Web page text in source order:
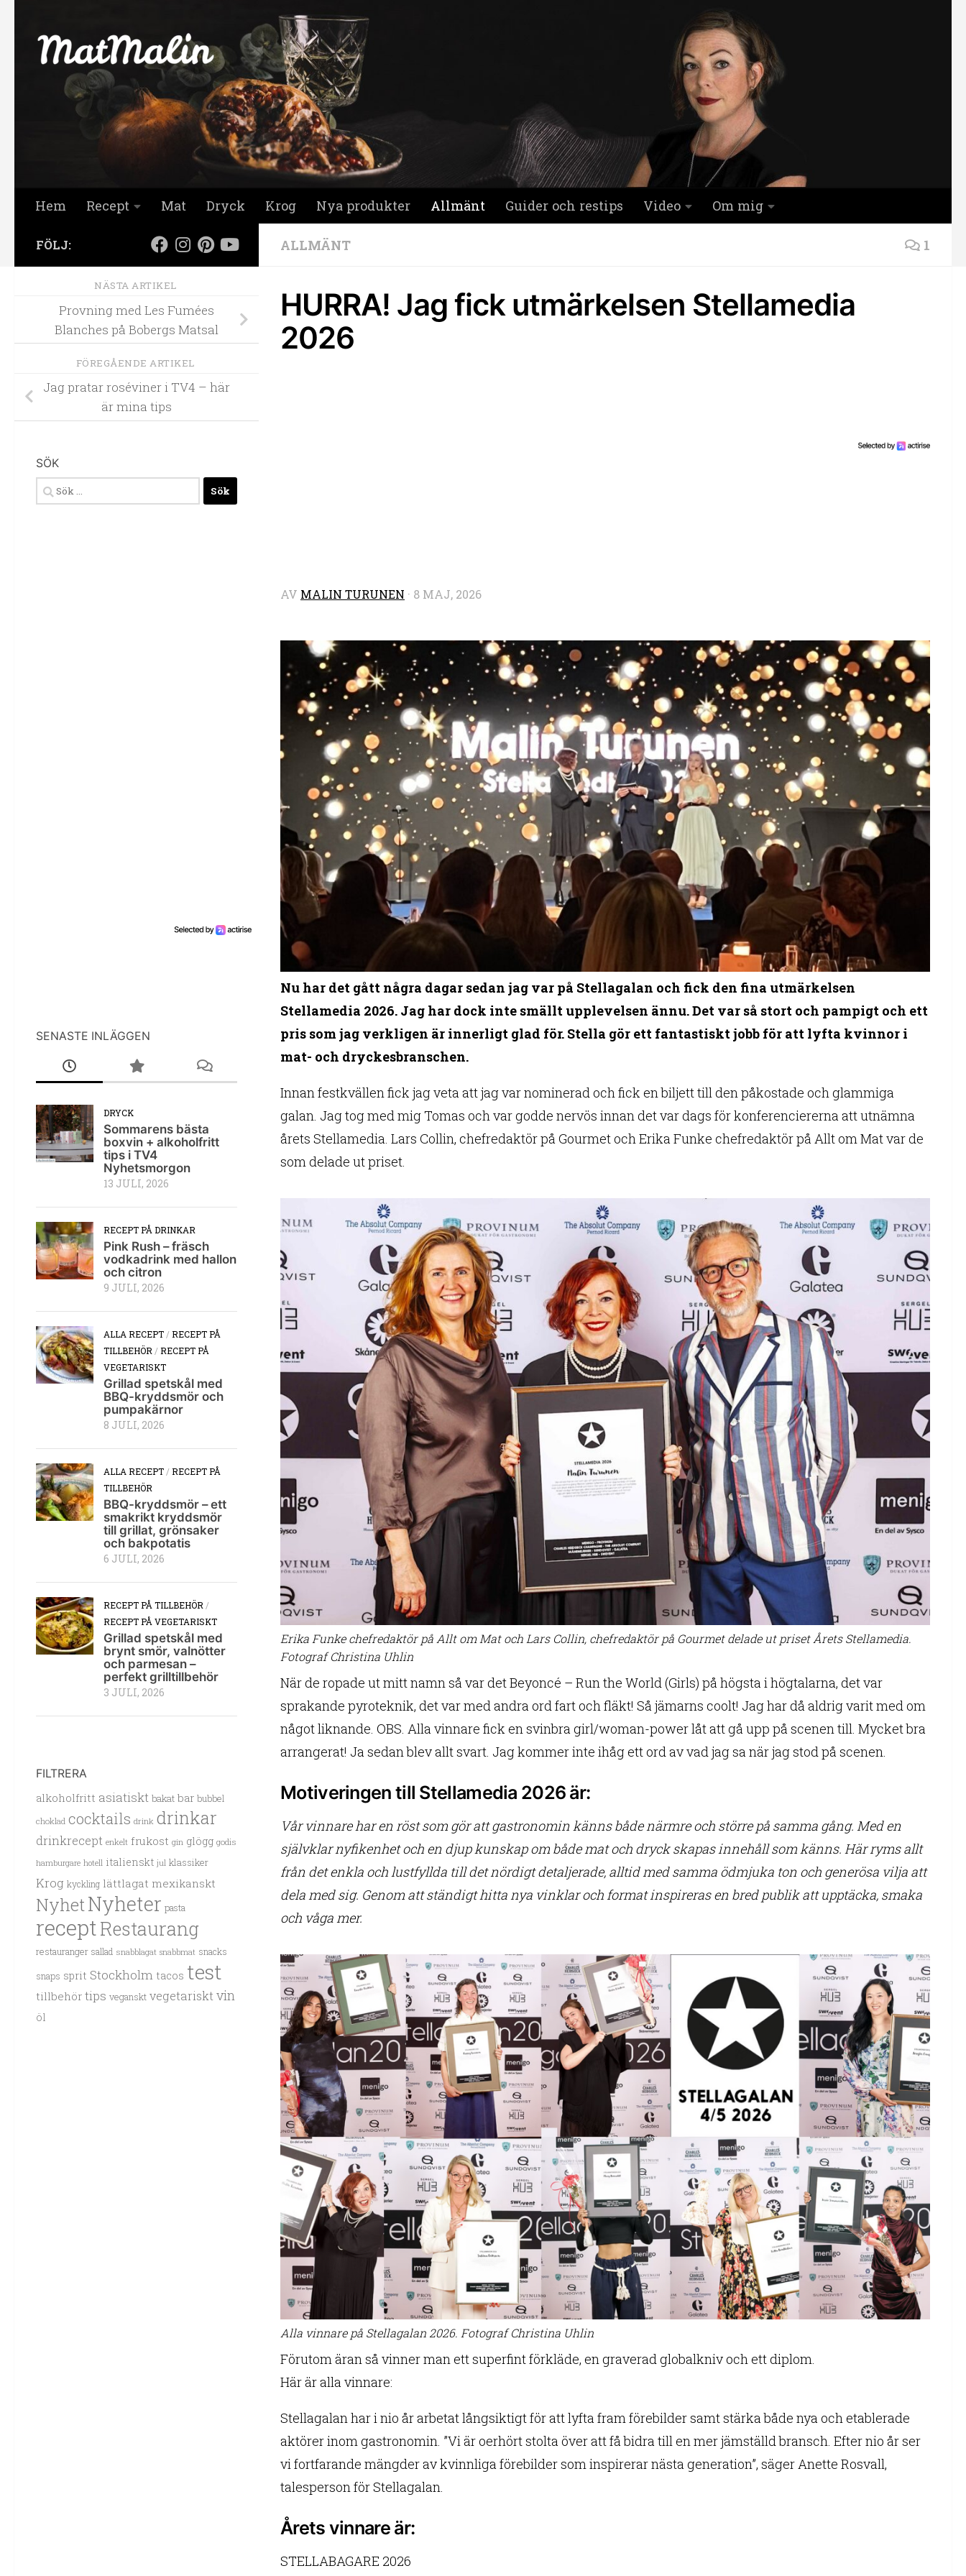
Hem Recept Mat Dryck Krog Nya produkter Allmänt Guider och restips Video Om mig
ALLMÄNT 1
HURRA! Jag fick utmärkelsen Stellamedia
2026
AV MALIN TURUNEN · 8 MAJ, 2026
Nu har det gått några dagar sedan jag var på Stellagalan och fick den fina utmärkelsen
Stellamedia 2026. Jag har dock inte smällt upplevelsen ännu. Det var så stort och pampigt och ett
pris som jag verkligen är innerligt glad för. Stella gör ett fantastiskt jobb för att lyfta kvinnor i
mat- och dryckesbranschen.
Innan festkvällen fick jag veta att jag var nominerad och fick en biljett till den påkostade och glammiga
galan. Jag tog med mig Tomas och var godde nervös innan det var dags för konferenciererna att utnämna
årets Stellamedia. Lars Collin, chefredaktör på Gourmet och Erika Funke chefredaktör på Allt om Mat var de
som delade ut priset.
Erika Funke chefredaktör på Allt om Mat och Lars Collin, chefredaktör på Gourmet delade ut priset Årets Stellamedia.
Fotograf Christina Uhlin
När de ropade ut mitt namn så var det Beyoncé – Run the World (Girls) på högsta i högtalarna, det var
sprakande pyroteknik, det var med andra ord fart och fläkt! Så jämarns coolt! Jag har då aldrig varit med om
något liknande. OBS. Alla vinnare fick en svinbra girl/woman-power låt att gå upp på scenen till. Mycket bra
arrangerat! Ja sedan blev allt svart. Jag kommer inte ihåg ett ord av vad jag sa när jag stod på scenen.
Motiveringen till Stellamedia 2026 är:
Vår vinnare har en röst som gör att gastronomin känns både närmre och större på samma gång. Med en
självklar nyfikenhet och en djup kunskap om både mat och dryck skapas innehåll som känns. Här ryms allt
från det enkla och lustfyllda till det nördigt detaljerade, alltid med samma ödmjuka ton och generösa vilja att
dela med sig. Genom att ständigt hitta nya vinklar och format inspireras en bred publik att upptäcka, smaka
och våga mer.
Alla vinnare på Stellagalan 2026. Fotograf Christina Uhlin
Förutom äran så vinner man ett superfint förkläde, en graverad globalkniv och ett diplom.
Här är alla vinnare:
Stellagalan har i nio år arbetat långsiktigt för att lyfta fram förebilder samt stärka både nya och etablerade
aktörer inom gastronomin. ”Vi är oerhört stolta över att få bidra till en mer jämställd bransch. Efter nio år ser
vi fortfarande mängder av kvinnliga förebilder som inspirerar nästa generation”, säger Anette Rosvall,
talesperson för Stellagalan.
Årets vinnare är:
STELLABAGARE 2026
FÖLJ:
NÄSTA ARTIKEL
Provning med Les Fumées
Blanches på Bobergs Matsal
FÖREGÅENDE ARTIKEL
Jag pratar roséviner i TV4 – här
är mina tips
SÖK
Sök
efter:
SENASTE INLÄGGEN
DRYCK
Sommarens bästa
boxvin + alkoholfritt
tips i TV4
Nyhetsmorgon
13 JULI, 2026
RECEPT PÅ DRINKAR
Pink Rush – fräsch
vodkadrink med hallon
och citron
9 JULI, 2026
ALLA RECEPT/RECEPT PÅ
TILLBEHÖR/RECEPT PÅ
VEGETARISKT
Grillad spetskål med
BBQ-kryddsmör och
pumpakärnor
8 JULI, 2026
ALLA RECEPT/RECEPT PÅ
TILLBEHÖR
BBQ-kryddsmör – ett
smakrikt kryddsmör
till grillat, grönsaker
och bakpotatis
6 JULI, 2026
RECEPT PÅ TILLBEHÖR/
RECEPT PÅ VEGETARISKT
Grillad spetskål med
brynt smör, valnötter
och parmesan –
perfekt grilltillbehör
3 JULI, 2026
FILTRERA
alkoholfritt asiatiskt bakat bar bubbel
choklad cocktails drink drinkar
drinkrecept enkelt frukost gin glögg godis
hamburgare hotell italienskt jul klassiker
Krog kyckling lättlagat mexikanskt
NyhetNyheter pasta
receptRestaurang
restauranger sallad snabblagat snabbmat snacks
snaps sprit Stockholm tacos test
tillbehör tips veganskt vegetarisktvin
öl